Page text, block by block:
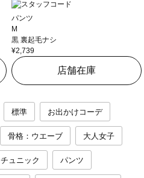
パンツ
M
黒 裏起毛ナシ
¥2,739
店舗在庫
標準 お出かけコーデ
骨格：ウエーブ 大人女子
チュニック パンツ